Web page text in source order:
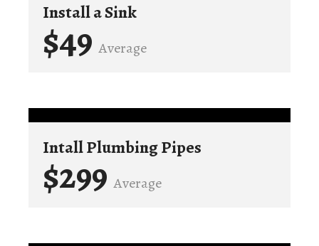
Install a Sink
$49Average
Intall Plumbing Pipes
$299Average